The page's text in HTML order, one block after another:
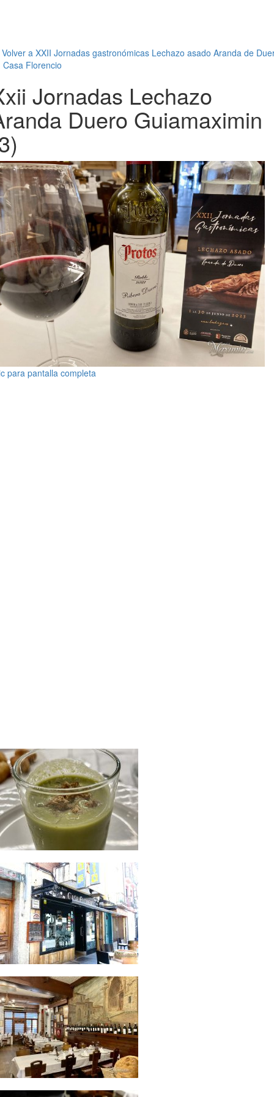
Volver a XXII Jornadas gastronómicas Lechazo asado Aranda de
Casa Florencio
Jornadas Lechazo
Duero Guiamaximin
para pantalla completa